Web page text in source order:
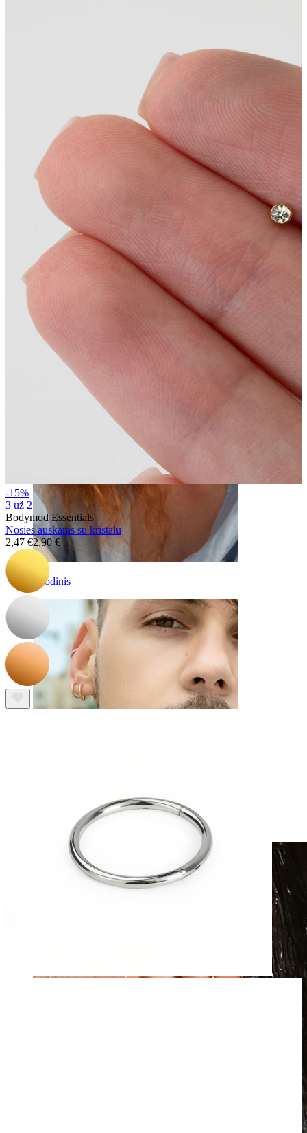
antakis
Poodinis
Netikri auskarai
-15%
3 už 2
Bodymod Essentials
Nosies auskaras su kristalu
2,47 €2,90 €